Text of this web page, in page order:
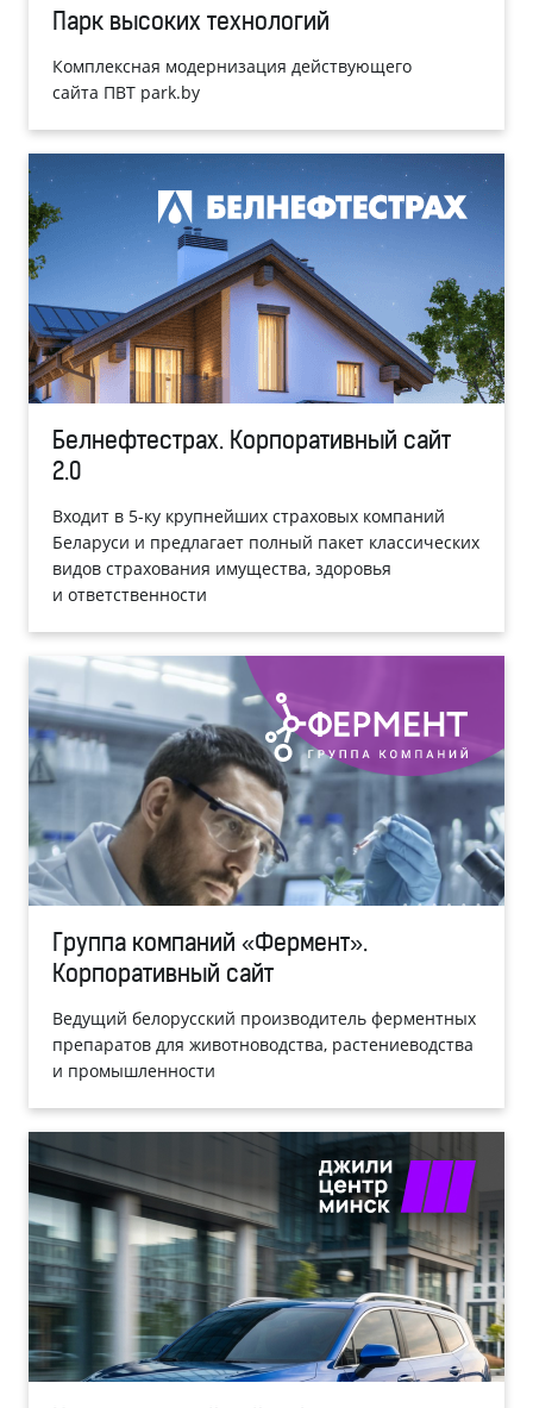
Парк высоких технологий
Комплексная модернизация действующего
сайта ПВТ park.by
Белнефтестрах. Корпоративный сайт
2.0
Входит в 5-ку крупнейших страховых компаний
Беларуси и предлагает полный пакет классических
видов страхования имущества, здоровья
и ответственности
Группа компаний «Фермент».
Корпоративный сайт
Ведущий белорусский производитель ферментных
препаратов для животноводства, растениеводства
и промышленности